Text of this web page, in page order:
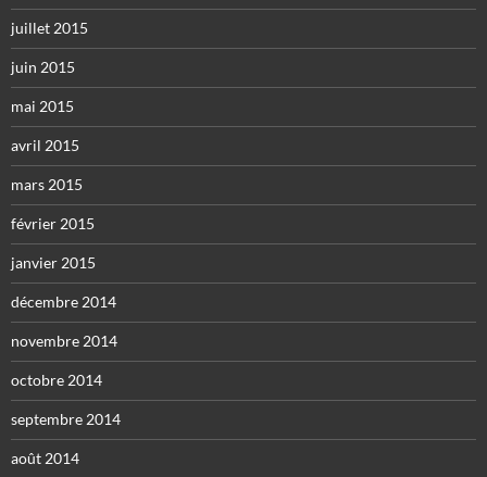
juillet 2015
juin 2015
mai 2015
avril 2015
mars 2015
février 2015
janvier 2015
décembre 2014
novembre 2014
octobre 2014
septembre 2014
août 2014